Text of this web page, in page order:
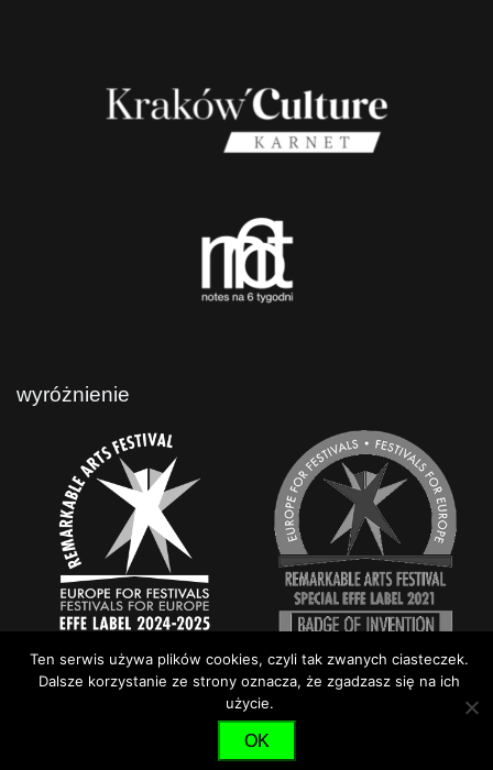
wyróżnienie
Ten serwis używa plików cookies, czyli tak zwanych ciasteczek.
Dalsze korzystanie ze strony oznacza, że zgadzasz się na ich
użycie.
OK